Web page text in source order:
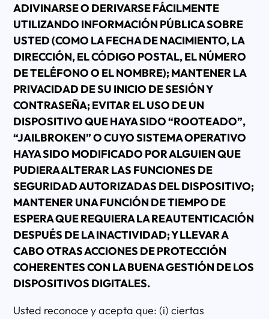
ADIVINARSE O DERIVARSE FÁCILMENTE
UTILIZANDO INFORMACIÓN PÚBLICA SOBRE
USTED (COMO LA FECHA DE NACIMIENTO, LA
DIRECCIÓN, EL CÓDIGO POSTAL, EL NÚMERO
DE TELÉFONO O EL NOMBRE); MANTENER LA
PRIVACIDAD DE SU INICIO DE SESIÓN Y
CONTRASEÑA; EVITAR EL USO DE UN
DISPOSITIVO QUE HAYA SIDO “ROOTEADO”,
“JAILBROKEN” O CUYO SISTEMA OPERATIVO
HAYA SIDO MODIFICADO POR ALGUIEN QUE
PUDIERA ALTERAR LAS FUNCIONES DE
SEGURIDAD AUTORIZADAS DEL DISPOSITIVO;
MANTENER UNA FUNCIÓN DE TIEMPO DE
ESPERA QUE REQUIERA LA REAUTENTICACIÓN
DESPUÉS DE LA INACTIVIDAD; Y LLEVAR A
CABO OTRAS ACCIONES DE PROTECCIÓN
COHERENTES CON LA BUENA GESTIÓN DE LOS
DISPOSITIVOS DIGITALES.
Usted reconoce y acepta que: (i) ciertas